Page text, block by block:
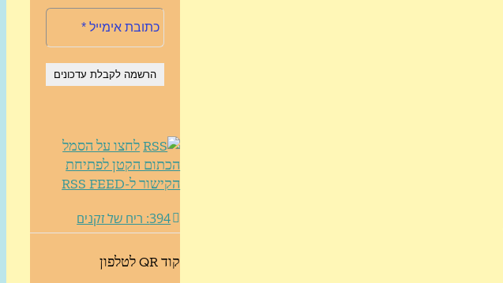
לחצו על הסמל
הכתום הקטן לפתיחת
הקישור ל-RSS FEED
394: ריח של זקנים
קוד QR לטלפון